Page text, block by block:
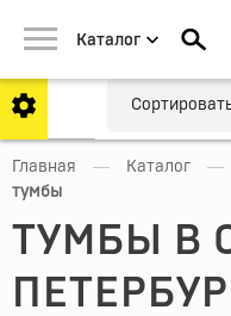
Каталог
Главная — Каталог —
тумбы
ТУМБЫ В